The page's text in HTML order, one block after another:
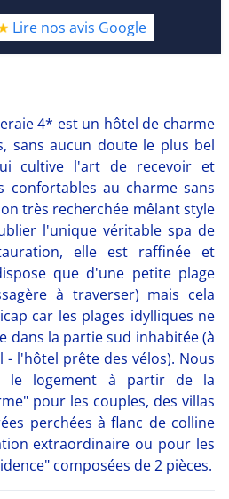
4* est un hôtel de charme
sans aucun doute le plus bel
cultive l'art de recevoir et
confortables au charme sans
très recherchée mêlant style
l'unique véritable spa de
elle est raffinée et
que d'une petite plage
à traverser) mais cela
car les plages idylliques ne
dans la partie sud inhabitée (à
l'hôtel prête des vélos). Nous
le logement à partir de la
pour les couples, des villas
perchées à flanc de colline
extraordinaire ou pour les
composées de 2 pièces.
Lire nos avis Google